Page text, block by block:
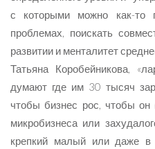
с которыми можно как-то
проблемах, поискать
развитии и менталитет
Татьяна Коробейникова,
думают где им 30 тысяч
чтобы бизнес рос, чтобы он
микробизнеса или
крепкий малый или даже в